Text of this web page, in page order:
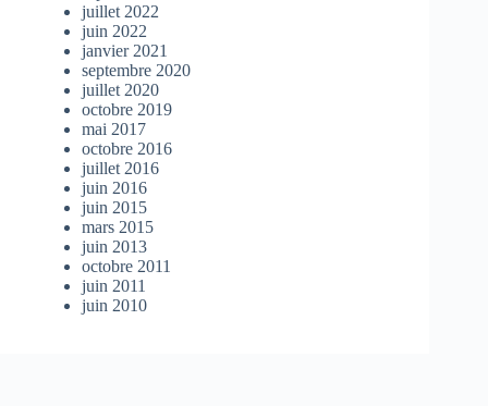
juillet 2022
juin 2022
janvier 2021
septembre 2020
juillet 2020
octobre 2019
mai 2017
octobre 2016
juillet 2016
juin 2016
juin 2015
mars 2015
juin 2013
octobre 2011
juin 2011
juin 2010